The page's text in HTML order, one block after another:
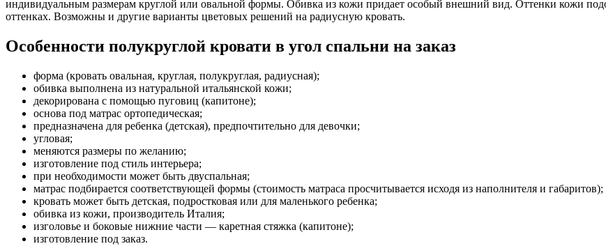
индивидуальным размерам круглой или овальной формы. Обивка из кожи придает особый внешний вид. Оттенки кожи
оттенках. Возможны и другие варианты цветовых решений на радиусную кровать.
Особенности полукруглой кровати в угол спальни на заказ
форма (кровать овальная, круглая, полукруглая, радиусная);
обивка выполнена из натуральной итальянской кожи;
декорирована с помощью пуговиц (капитоне);
основа под матрас ортопедическая;
предназначена для ребенка (детская), предпочтительно для девочки;
угловая;
меняются размеры по желанию;
изготовление под стиль интерьера;
при необходимости может быть двуспальная;
матрас подбирается соответствующей формы (стоимость матраса просчитывается исходя из наполнителя и габаритов);
кровать может быть детская, подростковая или для маленького ребенка;
обивка из кожи, производитель Италия;
изголовье и боковые нижние части — каретная стяжка (капитоне);
изготовление под заказ.